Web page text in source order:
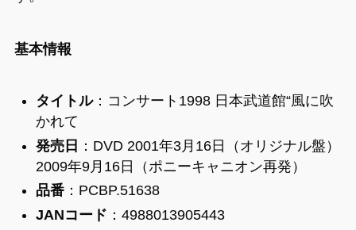
基本情報
タイトル：コンサート1998 日本武道館“風に吹
かれて
発売日 ：DVD 2001年3月16日（オリジナル盤）
2009年9月16日（ポニーキャニオン再発）
品番：PCBP.51638
JANコード ：4988013905443